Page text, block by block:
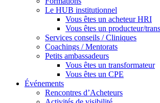
Le HUB institutionnel
Vous êtes un acheteur HRI
Vous êtes un producteur/
Services conseils / Cliniques
Coachings / Mentorats
Petits ambassadeurs
Vous êtes un transformateur
Vous êtes un CPE
Événements
Rencontres d’Acheteurs